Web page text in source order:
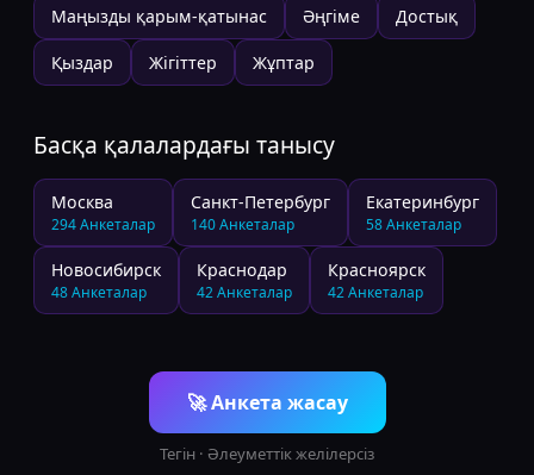
Маңызды қарым-қатынас Әңгіме Достық
Қыздар Жігіттер Жұптар
Басқа қалалардағы танысу
Москва
294Анкеталар
Санкт-Петербург
140Анкеталар
Екатеринбург
58Анкеталар
Новосибирск
48Анкеталар
Краснодар
42Анкеталар
Красноярск
42Анкеталар
🚀Анкета жасау
Тегін · Әлеуметтік желілерсіз